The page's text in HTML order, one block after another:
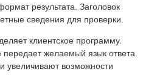
результата. Заголовок
сведения для проверки.
клиентское программу.
передает желаемый язык ответа.
увеличивают возможности